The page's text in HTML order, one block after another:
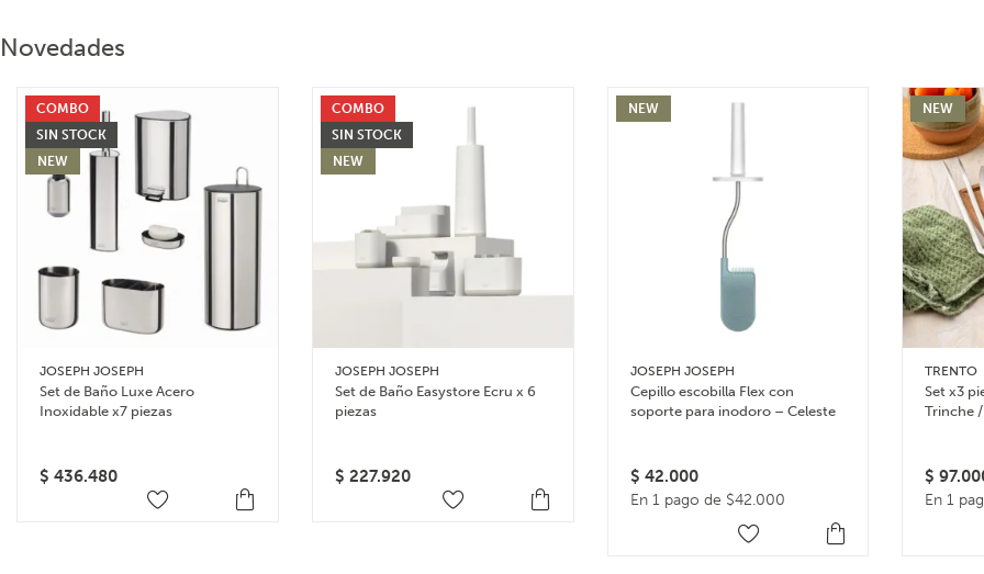
Novedades
COMBO
SIN STOCK
NEW
JOSEPH JOSEPH
Set de Baño Luxe Acero
Inoxidable x7 piezas
$ 436.480
COMBO
SIN STOCK
NEW
JOSEPH JOSEPH
Set de Baño Easystore Ecru x 6
piezas
$ 227.920
NEW
JOSEPH JOSEPH
Cepillo escobilla Flex con
soporte para inodoro – Celeste
$ 42.000
En 1 pago de $42.000
NEW
TRENTO
Set x3
Trinche
$
En 1